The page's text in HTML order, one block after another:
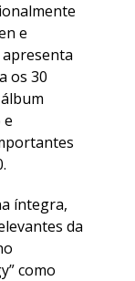
e
os 30
e
íntegra,
da
como